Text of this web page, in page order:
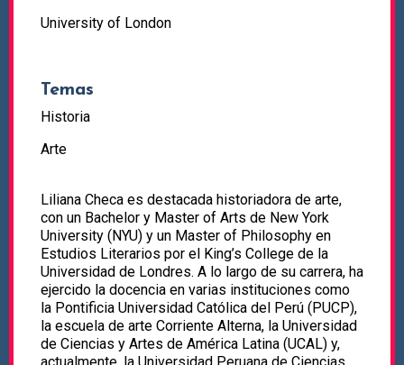
University of London
Temas
Historia
Arte
Liliana Checa es destacada historiadora de arte,
con un Bachelor y Master of Arts de New York
University (NYU) y un Master of Philosophy en
Estudios Literarios por el King’s College de la
Universidad de Londres. A lo largo de su carrera, ha
ejercido la docencia en varias instituciones como
la Pontificia Universidad Católica del Perú (PUCP),
la escuela de arte Corriente Alterna, la Universidad
de Ciencias y Artes de América Latina (UCAL) y,